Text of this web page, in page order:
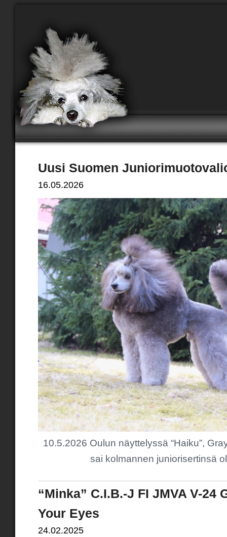
Uusi Suomen
16.05.2026
10.5.2026 Oulun näyttelyssä “Haiku”,
sai kolmannen juniorisertinsä
“Minka” C.I.B.-J FI JMVA V-24
Your Eyes
24.02.2025